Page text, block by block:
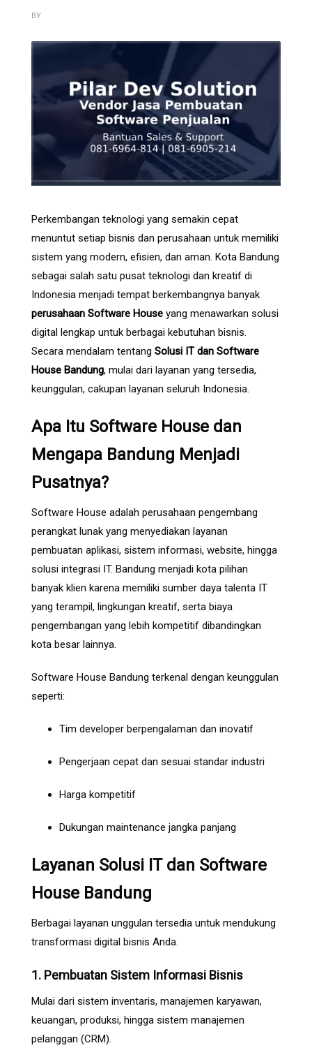
BY
Perkembangan teknologi yang semakin cepat
menuntut setiap bisnis dan perusahaan untuk memiliki
sistem yang modern, efisien, dan aman. Kota Bandung
sebagai salah satu pusat teknologi dan kreatif di
Indonesia menjadi tempat berkembangnya banyak
perusahaan Software House yang menawarkan solusi
digital lengkap untuk berbagai kebutuhan bisnis.
Secara mendalam tentang Solusi IT dan Software
House Bandung, mulai dari layanan yang tersedia,
keunggulan, cakupan layanan seluruh Indonesia.
Apa Itu Software House dan
Mengapa Bandung Menjadi
Pusatnya?
Software House adalah perusahaan pengembang
perangkat lunak yang menyediakan layanan
pembuatan aplikasi, sistem informasi, website, hingga
solusi integrasi IT. Bandung menjadi kota pilihan
banyak klien karena memiliki sumber daya talenta IT
yang terampil, lingkungan kreatif, serta biaya
pengembangan yang lebih kompetitif dibandingkan
kota besar lainnya.
Software House Bandung terkenal dengan keunggulan
seperti:
Tim developer berpengalaman dan inovatif
Pengerjaan cepat dan sesuai standar industri
Harga kompetitif
Dukungan maintenance jangka panjang
Layanan Solusi IT dan Software
House Bandung
Berbagai layanan unggulan tersedia untuk mendukung
transformasi digital bisnis Anda.
1. Pembuatan Sistem Informasi Bisnis
Mulai dari sistem inventaris, manajemen karyawan,
keuangan, produksi, hingga sistem manajemen
pelanggan (CRM).